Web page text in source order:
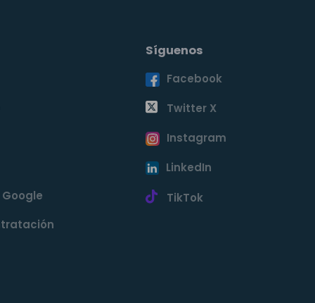
Síguenos
Facebook
Twitter X
Instagram
LinkedIn
TikTok